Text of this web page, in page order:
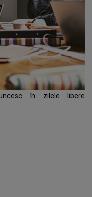
în zilele libere